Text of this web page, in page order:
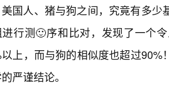
美国人、猪与狗之间，究竟有多
进行测🙂序和比对，发现了一个
上，而与狗的相似度也超过
严谨结论。